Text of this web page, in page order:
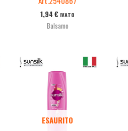
1,94€ IVATO
Balsamo
ESAURITO